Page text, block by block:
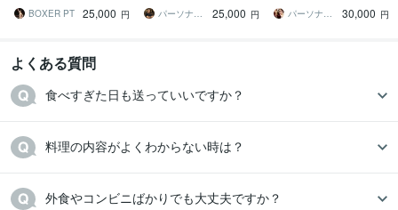
カルダイエット！
BOXER PT
25,000 円
パーソナルトレーナーJTタク
25,000 円
パーソナルトレーナーYUKINA
30,000 円
よくある質問
食べすぎた日も送っていいですか？
料理の内容がよくわからない時は？
外食やコンビニばかりでも大丈夫ですか？